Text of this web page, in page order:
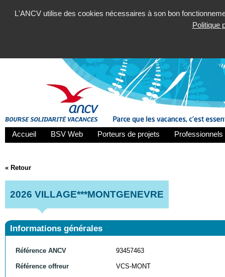
L'ANCV utilise des cookies nécessaires à son bon
Politique
Accueil BSV Web Porteurs de projets
« Retour
2026 VILLAGE***MONTGENEVRE
Informations générales
Référence ANCV 93457463
Référence offreur VCS-MONT